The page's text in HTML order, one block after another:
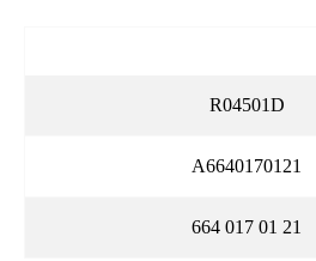
R04501D
A6640170121
664 017 01 21